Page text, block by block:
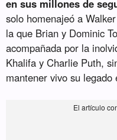
en sus millones de
solo homenajeó a
la que Brian y Dominic
acompañada por la
Khalifa y Charlie Puth,
mantener vivo su legado